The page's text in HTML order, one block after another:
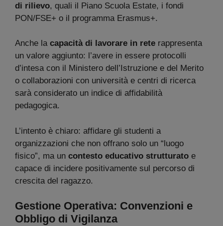
di rilievo, quali il Piano Scuola Estate, i fondi
PON/FSE+ o il programma Erasmus+.
Anche la capacità di lavorare in rete rappresenta
un valore aggiunto: l’avere in essere protocolli
d’intesa con il Ministero dell’Istruzione e del Merito
o collaborazioni con università e centri di ricerca
sarà considerato un indice di affidabilità
pedagogica.
L’intento è chiaro: affidare gli studenti a
organizzazioni che non offrano solo un “luogo
fisico”, ma un contesto educativo strutturato e
capace di incidere positivamente sul percorso di
crescita del ragazzo.
Gestione Operativa: Convenzioni e
Obbligo di Vigilanza